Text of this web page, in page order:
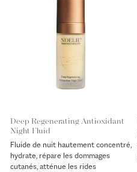
Deep Regenerating Antioxidant
Night Fluid
Fluide de nuit hautement concentré,
hydrate, répare les dommages
cutanés, atténue les rides